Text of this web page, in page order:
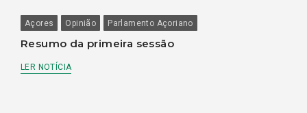
Açores Opinião Parlamento Açoriano
Resumo da primeira sessão
LER NOTÍCIA